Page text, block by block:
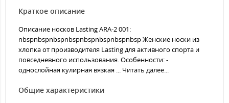
Краткое описание
Описание носков Lasting ARA-2 001:
nbspnbspnbspnbspnbspnbspnbspnbsp Женские носки из
хлопка от производителя Lasting для активного спорта и
повседневного использования. Особенности: -
однослойная кулирная вязкая ... Читать далее...
Общие характеристики